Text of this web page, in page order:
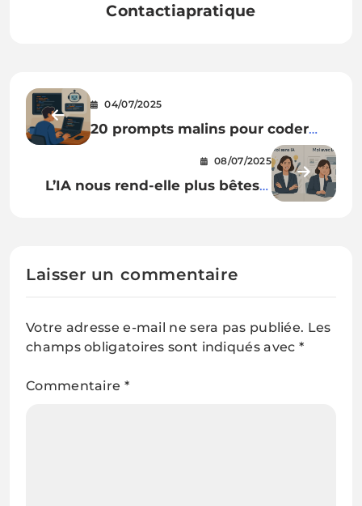
Contactiapratique
04/07/2025
20 prompts malins pour coder
08/07/2025
L’IA nous rend-elle plus bêtes ?
Laisser un commentaire
Votre adresse e-mail ne sera pas publiée. Les
champs obligatoires sont indiqués avec *
Commentaire *